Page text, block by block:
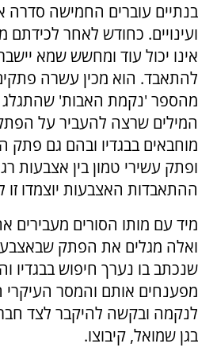
בנתיים עוברים החמישה סדרה
ועינויים. כחודש לאחר לכידתם
אינו יכול עוד ומחשש שמא
להתאבד. הוא מכין עשרה
מהספר 'נקמת האבות' שהתגלג
המילים שרצה להעביר על
מוחבאים בבגדיו ובהם גם
ופתק עשירי טמון בין אצבעות
ההתאבדות האצבעות יוצמדו זו
מיד עם מותו הסורים מעבירים
ואלה מגלים את הפתק
שנכתב בו נערך חיפוש בבגדיו
מפענחים אותם והמסר
לנקמה ובקשה להיקבר לצד
בגן שמואל, קיבוצו.